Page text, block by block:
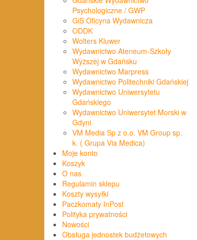
Psychologiczne / GWP
GiS Oficyna Wydawnicza
ODDK
Wolters Kluwer
Wydawnictwo Ateneum-Szkoły
Wyższej w Gdańsku
Wydawnictwo Marpress
Wydawnictwo Politechniki Gdańskiej
Wydawnictwo Uniwersytetu
Gdańskiego
Wydawnictwo Uniwersytet Morski w
Gdyni
VM Media Sp z o.o. VM Group sp.
k. ( Grupa Via Medica)
Moje konto
Koszyk
O nas
Regulamin sklepu
Koszty wysyłki
Paczkomaty InPost
Polityka prywatności
Nowości
Obsługa jednostek budżetowych